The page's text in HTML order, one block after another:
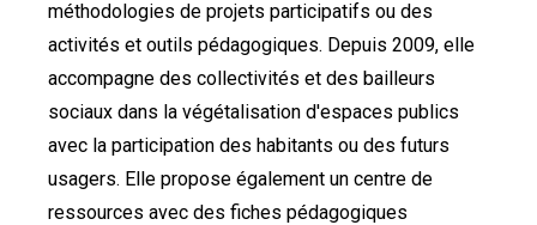
méthodologies de projets participatifs ou des
activités et outils pédagogiques. Depuis 2009, elle
accompagne des collectivités et des bailleurs
sociaux dans la végétalisation d'espaces publics
avec la participation des habitants ou des futurs
usagers. Elle propose également un centre de
ressources avec des fiches pédagogiques